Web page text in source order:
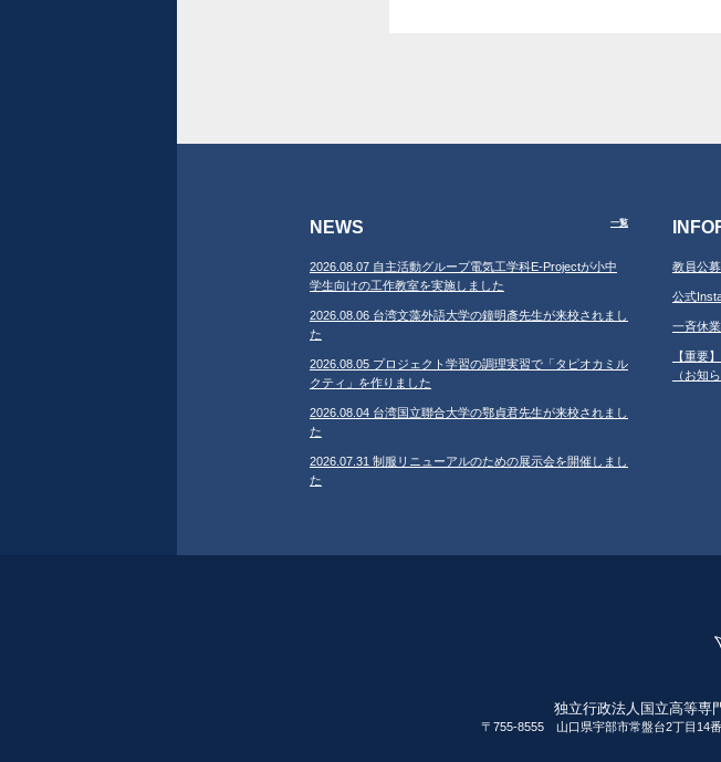
NEWS 一覧
2026.08.07 自主活動グループ電気工学科E-Projectが小中
学生向けの工作教室を実施しました
2026.08.06 台湾文藻外語大学の鐘明彥先生が来校されまし
た
2026.08.05 プロジェクト学習の調理実習で「タピオカミル
クティ」を作りました
2026.08.04 台湾国立聯合大学の鄂貞君先生が来校されまし
た
2026.07.31 制服リニューアルのための展示会を開催しまし
た
教員公
公式
一斉休
【重要
（お知ら
独立行政法人国立高等専
〒755-8555 山口県宇部市常盤台2丁目14